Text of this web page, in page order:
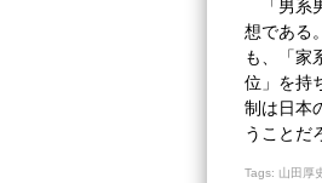
「男
想である
も、「家
位」を持
制は日本
うことだ
Tags: 山田厚